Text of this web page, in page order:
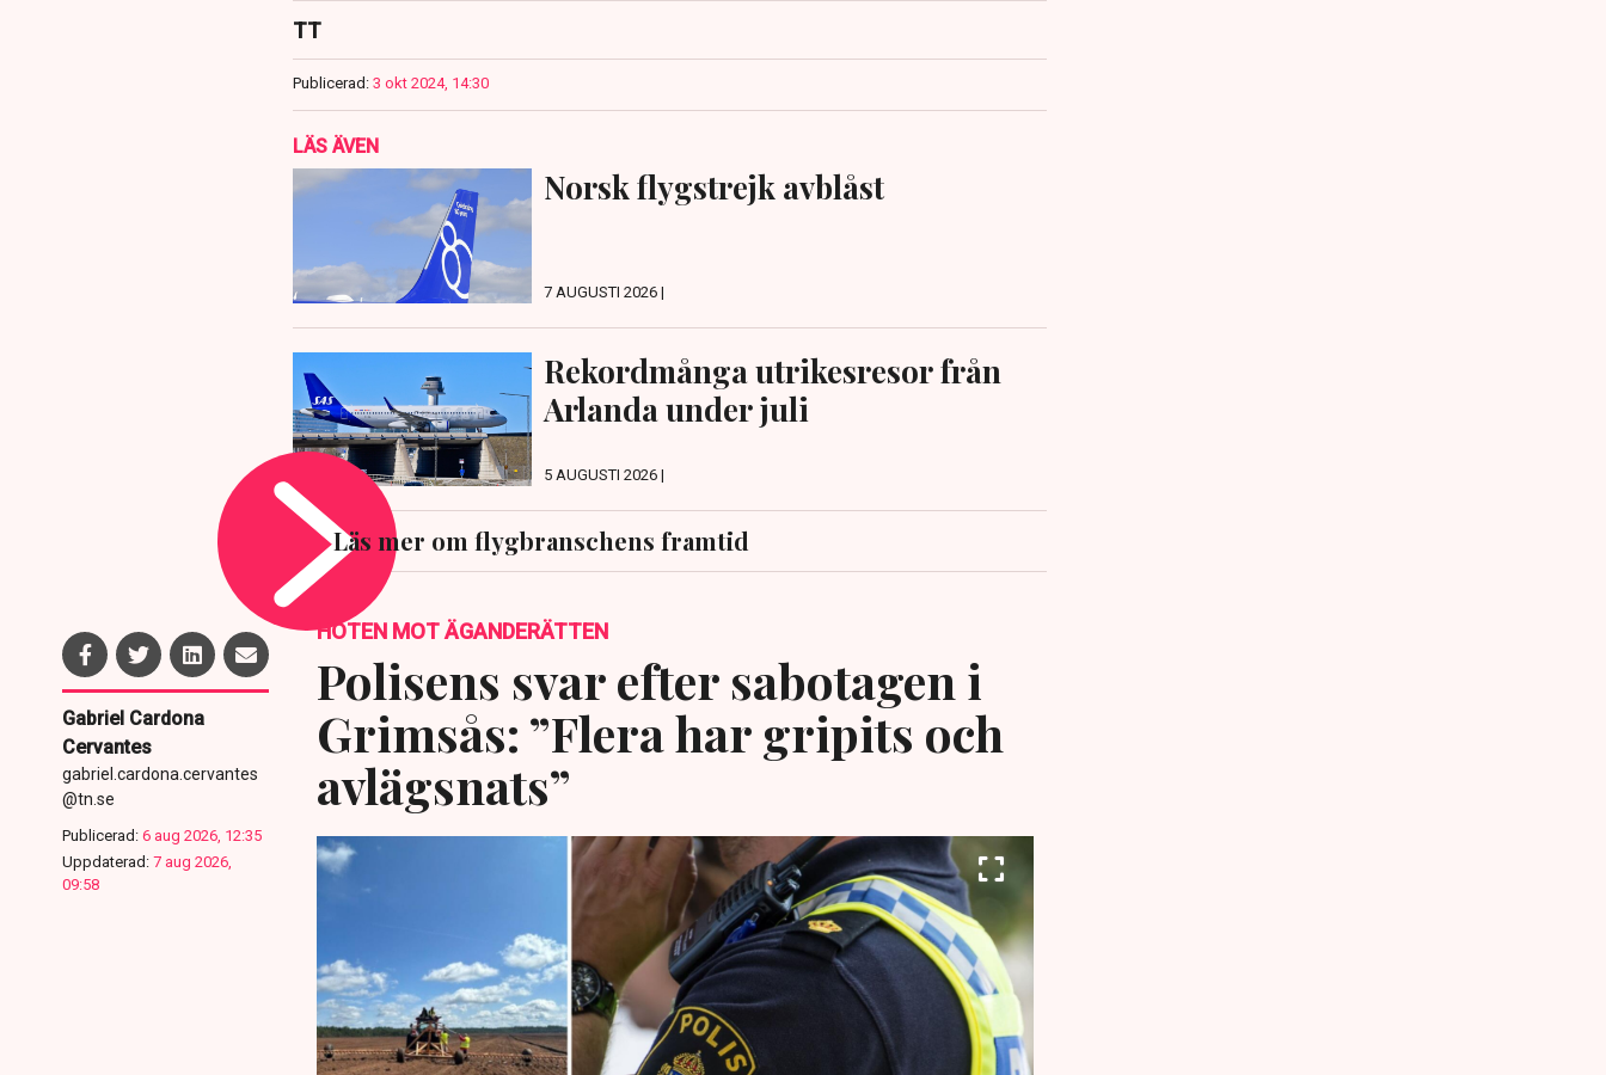
TT
Publicerad: 3 okt 2024, 14:30
LÄS ÄVEN
Norsk flygstrejk avblåst
7 AUGUSTI 2026 |
Rekordmånga utrikesresor från
Arlanda under juli
5 AUGUSTI 2026 |
Läs mer om flygbranschens framtid
Gabriel Cardona
Cervantes
gabriel.cardona.cervantes
@tn.se
Publicerad: 6 aug 2026, 12:35
Uppdaterad: 7 aug 2026,
09:58
HOTEN MOT ÄGANDERÄTTEN
Polisens svar efter sabotagen i
Grimsås: ”Flera har gripits och
avlägsnats”